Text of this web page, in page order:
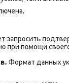
запросить
помощи
Формат данных